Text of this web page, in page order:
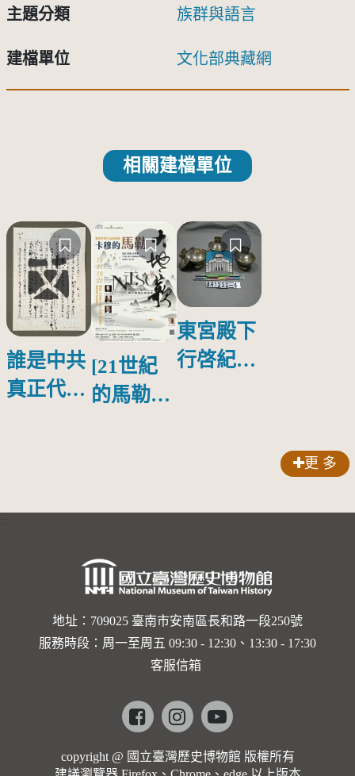
主題分類 族群與語言
建檔單位 文化部典藏網
相關建檔單位
誰是中共
真正代言
[21世紀
的馬勒、
的依戀—
勒大地之
歌]【對
世界與生
命的依戀
馬勒大地
之歌】
東宮殿下
行啓紀念
更 多
地址：709025 臺南市安南區長和路一段250號
服務時段：周一至周五 09:30 - 12:30、13:30 - 17:30
客服信箱
Facebookinstagramyoutube
copyright @ 國立臺灣歷史博物館 版權所有